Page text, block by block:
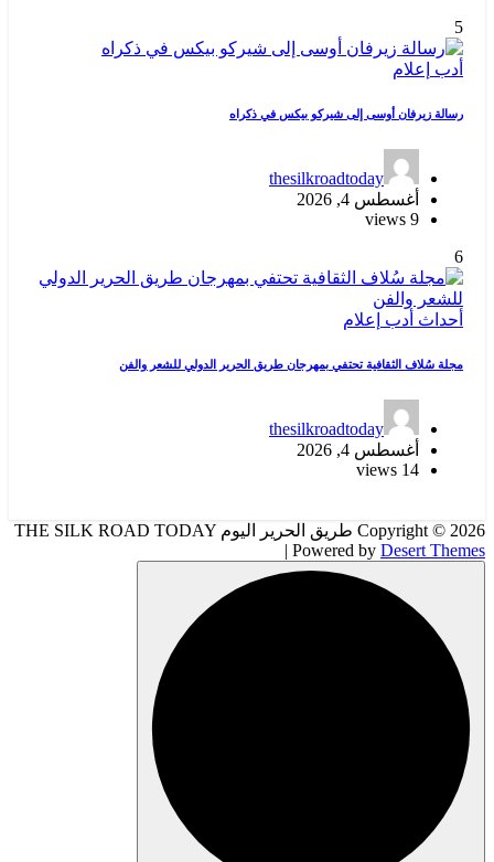
5
أدب إعلام
رسالة زيرفان أوسى إلى شيركو بيكس في ذكراه
thesilkroadtoday
أغسطس 4, 2026
9 views
6
أحداث أدب إعلام
مجلة سُلاف الثقافية تحتفي بمهرجان طريق الحرير الدولي للشعر والفن
thesilkroadtoday
أغسطس 4, 2026
14 views
Copyright © 2026 طريق الحرير اليوم THE SILK ROAD TODAY
| Powered by Desert Themes